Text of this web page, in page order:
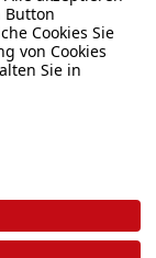
Sie uns gern anrufen:
10:00 – 18:00 Uhr